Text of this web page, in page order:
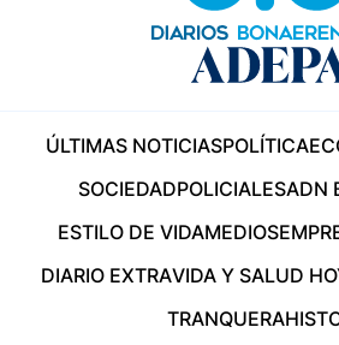
ÚLTIMAS NOTICIASPOLÍTICA
SOCIEDADPOLICIALESADN
ESTILO DE VIDAMEDIOS
DIARIO EXTRAVIDA Y SALUD
TRANQUERA